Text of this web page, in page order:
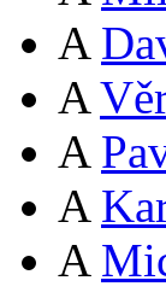
A
A
A
A
A